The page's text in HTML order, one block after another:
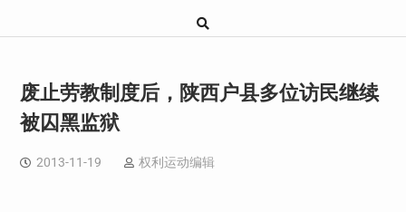
废止劳教制度后，陕西户县多位访民继续
被囚黑监狱
2013-11-19 权利运动编辑